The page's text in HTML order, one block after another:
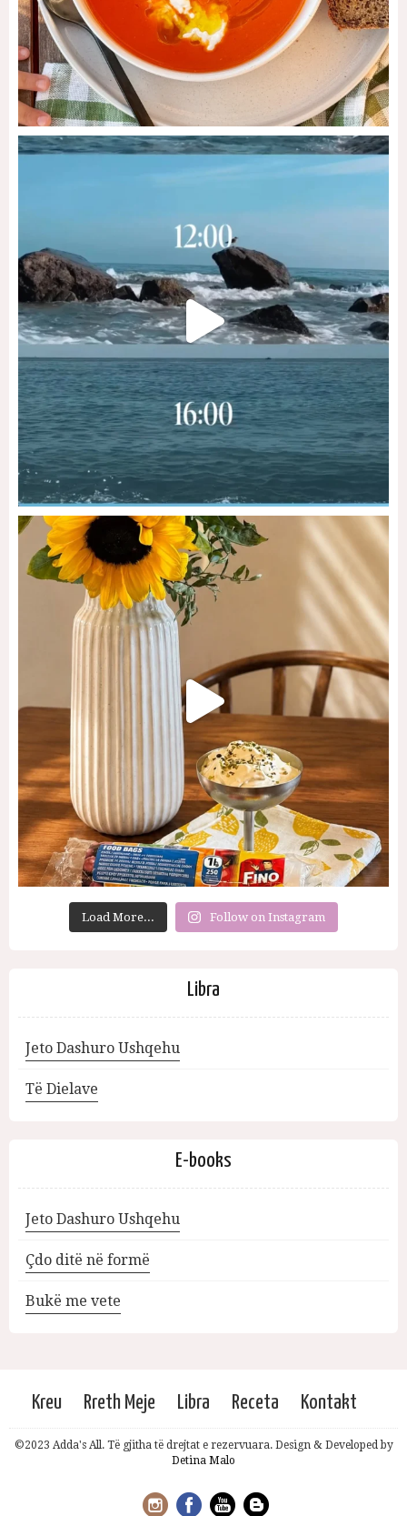
Load More... Follow on Instagram
Libra
Jeto Dashuro Ushqehu
Të Dielave
E-books
Jeto Dashuro Ushqehu
Çdo ditë në formë
Bukë me vete
Kreu Rreth Meje Libra Receta Kontakt
©2023 Adda's All. Të gjitha të drejtat e rezervuara. Design & Developed by
Detina Malo